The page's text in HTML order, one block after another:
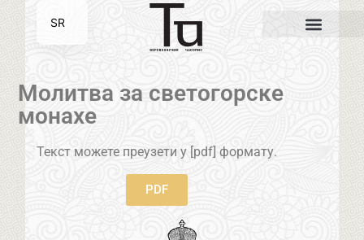
Молитва за светогорске
монахе
Текст можете преузети у [pdf] формату.
PDF
SR
EN